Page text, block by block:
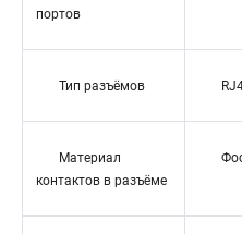
портов
Тип разъёмов
Материал
контактов в разъёме